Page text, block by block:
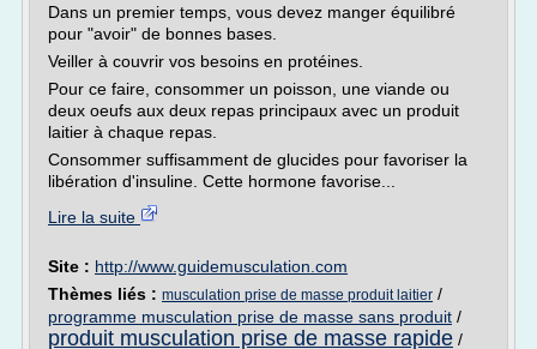
Dans un premier temps, vous devez manger équilibré
pour "avoir" de bonnes bases.
Veiller à couvrir vos besoins en protéines.
Pour ce faire, consommer un poisson, une viande ou
deux oeufs aux deux repas principaux avec un produit
laitier à chaque repas.
Consommer suffisamment de glucides pour favoriser la
libération d'insuline. Cette hormone favorise...
Lire la suite
Site : http://www.guidemusculation.com
Thèmes liés : musculation prise de masse produit laitier /
programme musculation prise de masse sans produit /
produit musculation prise de masse rapide /